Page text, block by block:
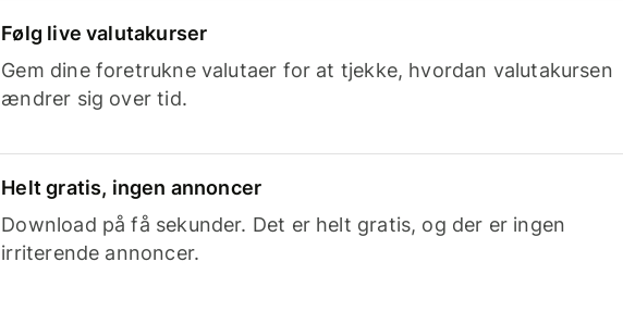
Følg live valutakurser
Gem dine foretrukne valutaer for at tjekke, hvordan valutakursen
ændrer sig over tid.
Helt gratis, ingen annoncer
Download på få sekunder. Det er helt gratis, og der er ingen
irriterende annoncer.